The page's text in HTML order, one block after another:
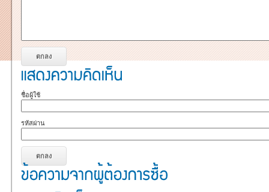
ชื่อผู้ใช้
รหัสผ่าน